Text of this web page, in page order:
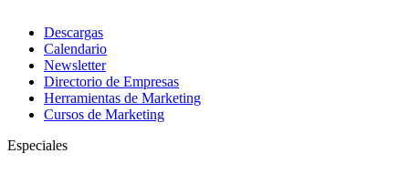
Descargas
Calendario
Newsletter
Directorio de Empresas
Herramientas de Marketing
Cursos de Marketing
Especiales